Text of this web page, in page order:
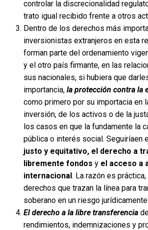
controlar la discrecionalidad
trato igual recibido frente a otros
Dentro de los derechos más
inversionistas extranjeros en esta
forman parte del ordenamiento
y el otro país firmante, en las
sus nacionales, si hubiera que
importancia, la protección contra la
como primero por su importacia en
inversión, de los activos o de la
los casos en que la fundamente la
pública o interés social. Seguiríaen
justo y equitativo, el derecho a
libremente fondos y el acceso a
internacional. La razón es
derechos que trazan la línea para
soberano en un riesgo
El derecho a la libre transferencia
rendimientos, indemnizaciones y